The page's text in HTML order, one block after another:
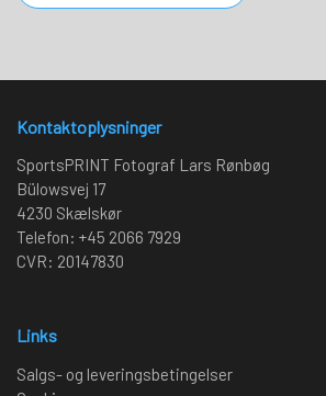
Kontaktoplysninger
SportsPRINT Fotograf Lars Rønbøg
Bülowsvej 17
4230 Skælskør
Telefon: +45 2066 7929
CVR: 20147830
Links
Salgs- og leveringsbetingelser